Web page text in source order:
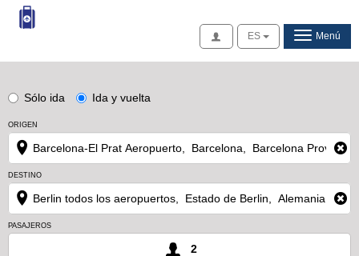
AccesoES Menú
Sólo ida Ida y vuelta
ORIGEN
DESTINO
PASAJEROS
2